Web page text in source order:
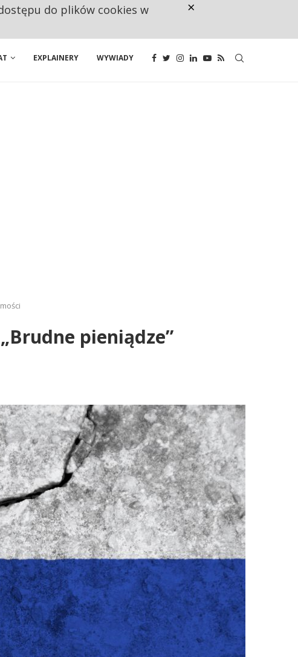
EXPLAINERY WYWIADY
pieniądze”
do plików cookies w
×